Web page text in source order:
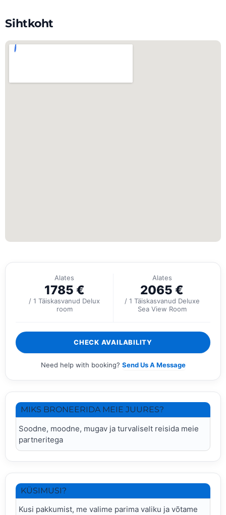
Sihtkoht
Alates
1785 €
/ 1 Täiskasvanud Delux
room
Alates
2065 €
/ 1 Täiskasvanud Deluxe
Sea View Room
CHECK AVAILABILITY
Need help with booking? Send Us A Message
MIKS BRONEERIDA MEIE JUURES?
Soodne, moodne, mugav ja turvaliselt reisida meie
partneritega
KÜSIMUSI?
Kusi pakkumist, me valime parima valiku ja võtame